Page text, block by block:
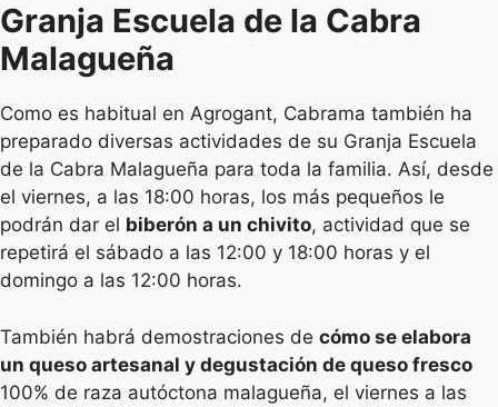
Granja Escuela de la Cabra
Malagueña
Como es habitual en Agrogant, Cabrama también ha
preparado diversas actividades de su Granja Escuela
de la Cabra Malagueña para toda la familia. Así, desde
el viernes, a las 18:00 horas, los más pequeños le
podrán dar el biberón a un chivito, actividad que se
repetirá el sábado a las 12:00 y 18:00 horas y el
domingo a las 12:00 horas.
También habrá demostraciones de cómo se elabora
un queso artesanal y degustación de queso fresco
100% de raza autóctona malagueña, el viernes a las